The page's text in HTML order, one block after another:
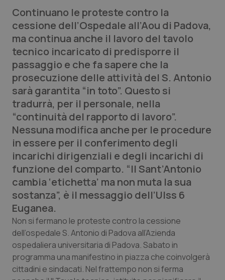
Lettere al direttore
Edizioni Regionali
QS Pro
Professionisti Sanitari.AI
Abruzzo
Basilicata
Calabria
Campania
Emilia-Romagna
Friuli Venezia Giulia
Lazio
QS Pro Gold
Artrite & artrosi
Asma & BPCO
Car-T
Colesterolo & coronaropatie
Dermatite Atopica
Diabete & glucometri
QS Club Newsletter
Continuano le proteste contro la
cessione dell’Ospedale all’Aou di Padova,
ma continua anche il lavoro del tavolo
tecnico incaricato di predisporre il
passaggio e che fa sapere che la
prosecuzione delle attività del S. Antonio
sarà garantita “in toto”. Questo si
tradurrà, per il personale, nella
“continuità del rapporto di lavoro”.
Nessuna modifica anche per le procedure
in essere per il conferimento degli
incarichi dirigenziali e degli incarichi di
funzione del comparto. “Il Sant’Antonio
cambia ‘etichetta’ ma non muta la sua
sostanza”, è il messaggio dell’Ulss 6
Euganea.
Non si fermano le proteste contro la cessione
dell’ospedale S. Antonio di Padova all’Azienda
ospedaliera universitaria di Padova. Sabato in
programma una manifestino in piazza che coinvolgerà
cittadini e sindacati. Nel frattempo non si ferma